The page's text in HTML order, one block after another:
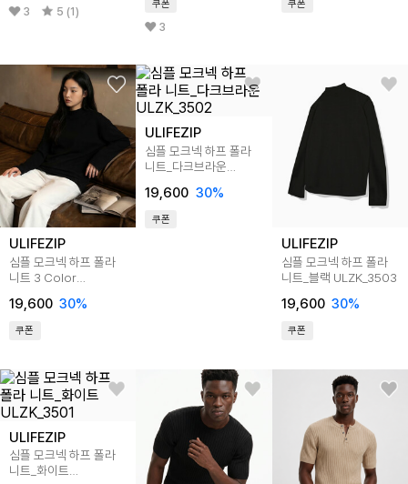
3 5 (1)
쿠폰
3
쿠폰
ULIFEZIP
심플 모크넥 하프 폴라
니트 3 Color
19,600 30%
쿠폰
ULIFEZIP
심플 모크넥 하프 폴라
니트_다크브라운
19,600 30%
쿠폰
ULIFEZIP
심플 모크넥 하프 폴라
니트_블랙 ULZK_3503
19,600 30%
쿠폰
ULIFEZIP
심플 모크넥 하프 폴라
니트_화이트